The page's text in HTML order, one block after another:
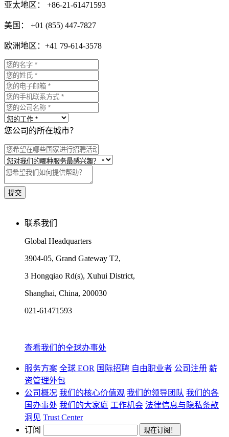
亚太地区： +86-21-61471593
美国： +01 (855) 447-7827
欧洲地区：+41 79-614-3578
您公司的所在城市？
联系我们
Global Headquarters
3904-05, Grand Gateway T2,
3 Hongqiao Rd(s), Xuhui District,
Shanghai, China, 200030
021-61471593
查看我们的全球办事处
服务方案 全球 EOR 国际招聘 自由职业者 公司注册 薪
资管理外包
公司概况 我们的核心价值观 我们的领导团队 我们的各
国办事处 我们的大家庭 工作机会 法律信息与隐私条款
洞见 Trust Center
订阅